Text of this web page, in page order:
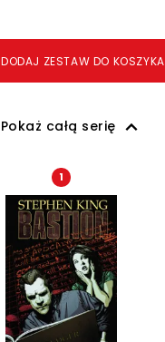
DODAJ ZESTAW DO KOSZYKA
Pokaż całą serię
1